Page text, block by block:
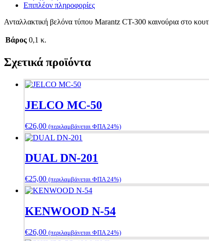
Επιπλέον πληροφορίες
Ανταλλακτική βελόνα τύπου Marantz CT-300 καινούρια στο
Βάρος 0,1 κ.
Σχετικά προϊόντα
JELCO MC-50
€26,00 (περιλαμβάνεται ΦΠΑ 24%)
DUAL DN-201
€25,00 (περιλαμβάνεται ΦΠΑ 24%)
KENWOOD N-54
€26,00 (περιλαμβάνεται ΦΠΑ 24%)